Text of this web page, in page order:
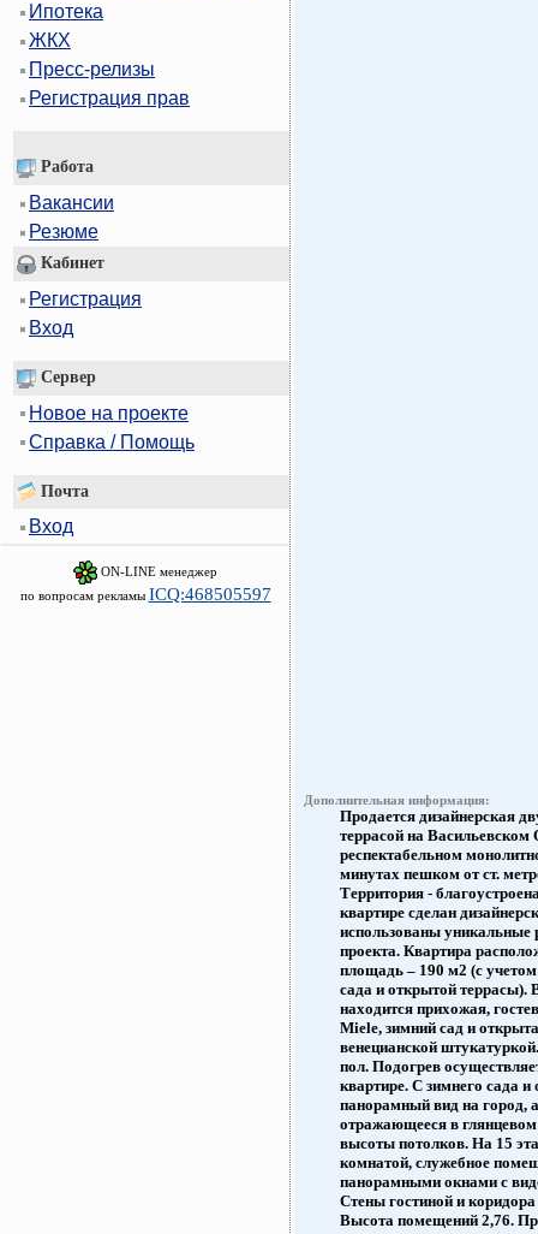
Ипотека
ЖКХ
Пресс-релизы
Регистрация прав
Работа
Вакансии
Резюме
Кабинет
Регистрация
Вход
Сервер
Новое на проекте
Справка / Помощь
Почта
Вход
ON-LINE менеджер
по вопросам рекламы ICQ:468505597
Дополнительная информация:
Продается дизайнерская
террасой на
респектабельном
минутах пешком от ст.
Территория -
квартире сделан
использованы уникальные
проекта. Квартира
площадь – 190 м2 (с
сада и открытой террасы).
находится прихожая,
Miele, зимний сад и
венецианской
пол. Подогрев
квартире. С зимнего сада
панорамный вид на город,
отражающееся в
высоты потолков. На 15
комнатой, служебное
панорамными окнами с
Стены гостиной и
Высота помещений 2,76.